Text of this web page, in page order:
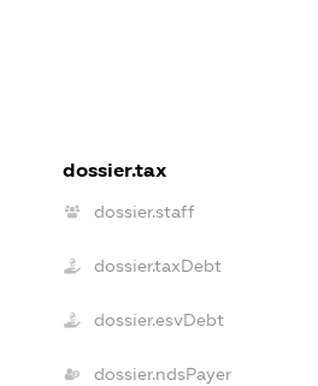
dossier.tax
dossier.staff
dossier.taxDebt
dossier.esvDebt
dossier.ndsPayer